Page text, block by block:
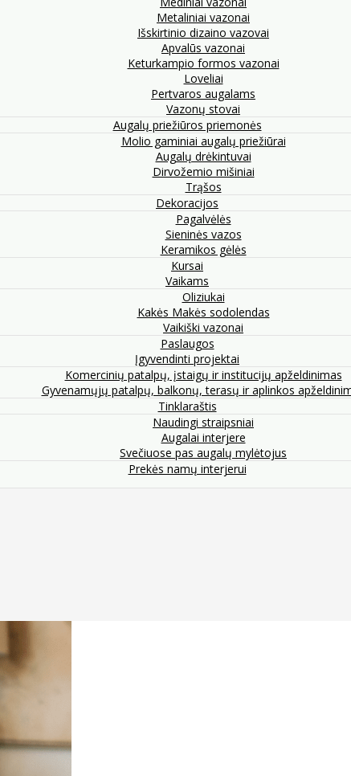
Metaliniai vazonai
Išskirtinio dizaino vazovai
Apvalūs vazonai
Keturkampio formos vazonai
Loveliai
Pertvaros augalams
Vazonų stovai
Augalų priežiūros priemonės
Molio gaminiai augalų priežiūrai
Augalų drėkintuvai
Dirvožemio mišiniai
Trąšos
Dekoracijos
Pagalvėlės
Sieninės vazos
Keramikos gėlės
Kursai
Vaikams
Oliziukai
Kakės Makės sodolendas
Vaikiški vazonai
Paslaugos
Įgyvendinti projektai
Komercinių patalpų, įstaigų ir institucijų apželdinimas
Gyvenamųjų patalpų, balkonų, terasų ir aplinkos
Tinklaraštis
Naudingi straipsniai
Augalai interjere
Svečiuose pas augalų mylėtojus
Prekės namų interjerui